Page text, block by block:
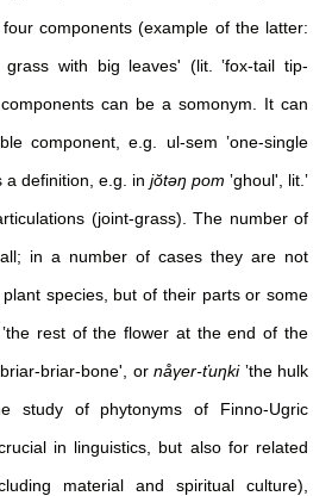
components (example of the latter:
with big leaves' (lit. ‛fox-tail tip-
can be a somonym. It can
component, e.g. ul-sem ‛one-single
a definition, e.g. in jŏtəŋ pom ‛ghoul', lit.‛
(joint-grass). The number of
in a number of cases they are not
species, but of their parts or some
‛the rest of the flower at the end of the
briar-bone', ornåγer-ťuηki‛the hulk
study of phytonyms of Finno-Ugric
in linguistics, but also for related
material and spiritual culture),